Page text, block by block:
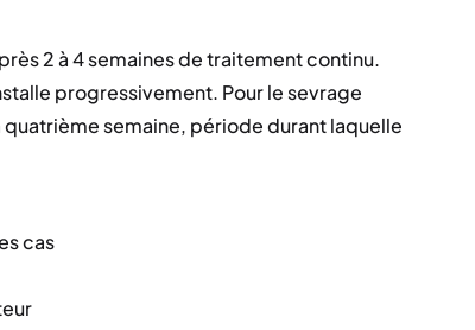
2 à 4 semaines de traitement continu.
progressivement. Pour le sevrage
semaine, période durant laquelle
cas